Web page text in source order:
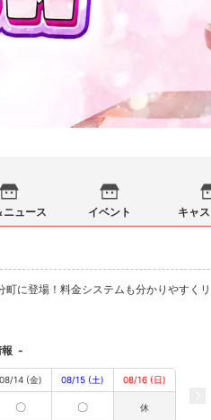
ニュース イベント キャ
に登場！料金システムも分かりやすく
-
08/14 (金)
〇
08/15 (土)
〇
08/16 (日)
休